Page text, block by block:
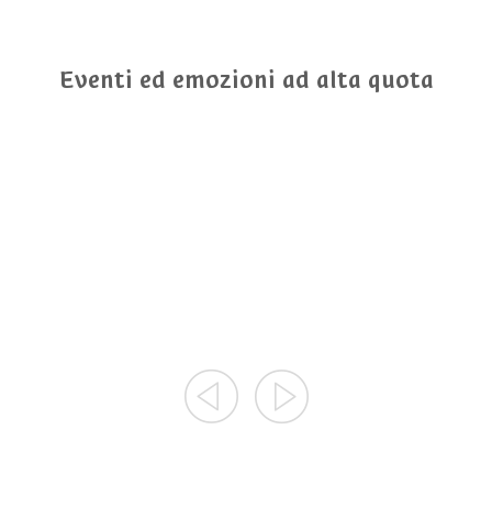
Eventi ed emozioni ad alta quota